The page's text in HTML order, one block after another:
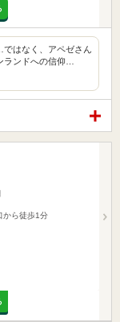
はなく、アペゼさん
ランドへの信仰…
から徒歩1分